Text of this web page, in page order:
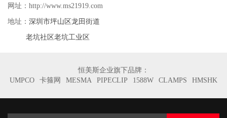
网址：http://www.ms21919.com
地址： 深圳市坪山区龙田街道
老坑社区老坑工业区
恒美斯企业旗下品牌：
UMPCO
卡箍网 MESMA PIPECLIP 1588W CLAMPS HMSHK